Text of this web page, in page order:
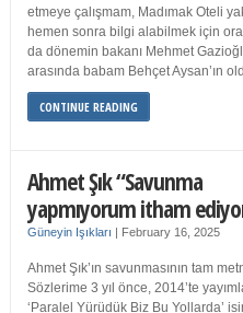
etmeye çalışmam, Madımak Oteli
hemen sonra bilgi alabilmek için
da dönemin bakanı Mehmet
arasında babam Behçet Aysan’ın
CONTINUE READING
Ahmet Şık “Savunma
yapmıyorum itham
Güneyin Işıkları | February 16, 2025
Ahmet Şık’ın savunmasının tam
Sözlerime 3 yıl önce, 2014’te
‘Paralel Yürüdük Biz Bu Yollarda’